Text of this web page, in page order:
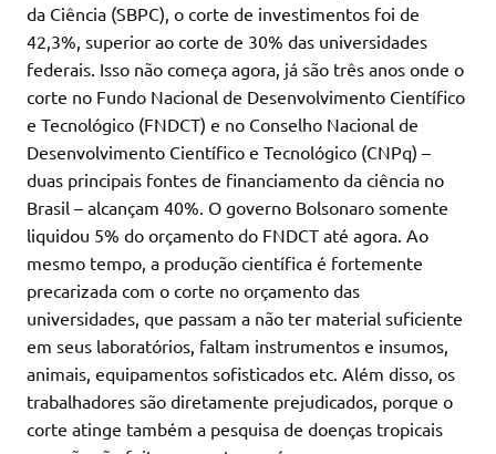
da Ciência (SBPC), o corte de investimentos foi de
42,3%, superior ao corte de 30% das universidades
federais. Isso não começa agora, já são três anos onde o
corte no Fundo Nacional de Desenvolvimento Científico
e Tecnológico (FNDCT) e no Conselho Nacional de
Desenvolvimento Científico e Tecnológico (CNPq) –
duas principais fontes de financiamento da ciência no
Brasil – alcançam 40%. O governo Bolsonaro somente
liquidou 5% do orçamento do FNDCT até agora. Ao
mesmo tempo, a produção científica é fortemente
precarizada com o corte no orçamento das
universidades, que passam a não ter material suficiente
em seus laboratórios, faltam instrumentos e insumos,
animais, equipamentos sofisticados etc. Além disso, os
trabalhadores são diretamente prejudicados, porque o
corte atinge também a pesquisa de doenças tropicais